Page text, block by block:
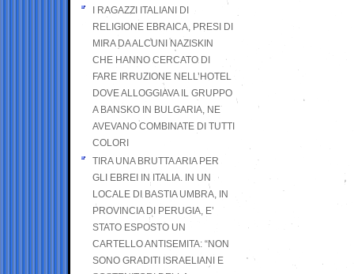
I RAGAZZI ITALIANI DI
RELIGIONE EBRAICA, PRESI DI
MIRA DA ALCUNI NAZISKIN
CHE HANNO CERCATO DI
FARE IRRUZIONE NELL’HOTEL
DOVE ALLOGGIAVA IL GRUPPO
A BANSKO IN BULGARIA, NE
AVEVANO COMBINATE DI TUTTI
COLORI
TIRA UNA BRUTTA ARIA PER
GLI EBREI IN ITALIA. IN UN
LOCALE DI BASTIA UMBRA, IN
PROVINCIA DI PERUGIA, E’
STATO ESPOSTO UN
CARTELLO ANTISEMITA: “NON
SONO GRADITI ISRAELIANI E